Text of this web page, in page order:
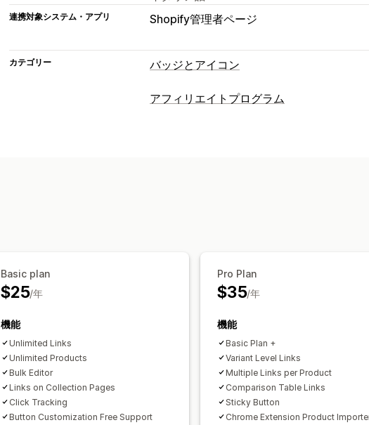
連携対象システム・アプリ Shopify管理者ページ
カテゴリー バッジとアイコン
アイコンの位置
アフィリエイトプログラム
Basic plan
$25/年
機能
Unlimited Links
Unlimited Products
Bulk Editor
Links on Collection Pages
Click Tracking
Button Customization Free Support
Pro Plan
$35/年
機能
Basic Plan +
Variant Level Links
Multiple Links per Product
Comparison Table Links
Sticky Button
Chrome Extension Product